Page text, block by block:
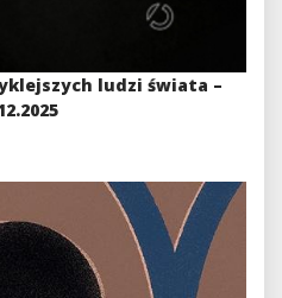
ludzi świata –